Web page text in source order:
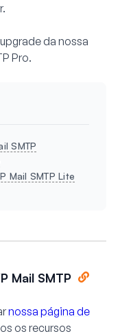
da nossa
Pro.
SMTP
Mail SMTP Lite
Mail SMTP
nossa página de
os recursos